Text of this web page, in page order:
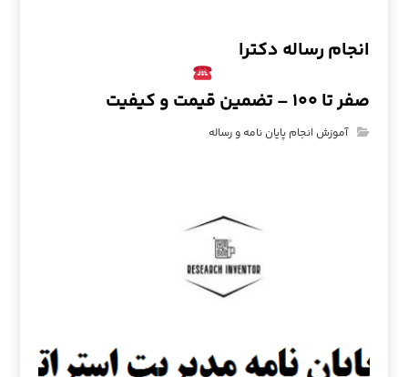
انجام رساله دکترا
صفر تا ۱۰۰ – تضمین قیمت و کیفیت
آموزش انجام پایان نامه و رساله